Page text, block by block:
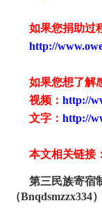
如果您捐助过
http://
如果您想了解
视频： http://
文字： http://
本文相关链接：
第三民族寄宿
（Bnqdsmzzx334）